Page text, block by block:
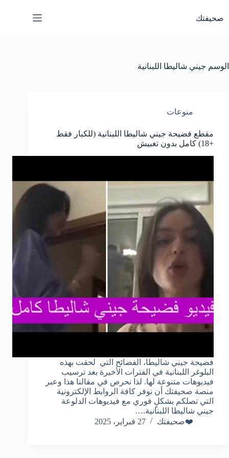
المحتوى
صحيفتك
الوسم جيني شاليطا اللبنانية
منوعات
مقطع فضيحة جيني شاليطا اللبنانية (للكبار فقط
+18) كامل بدون تغبيش
فضيحة جيني شاليطا، الفضائح التي لحقت بهذه
البلوغر اللبنانية في الفترات الأخيرة بعد ترسيب
فيديوهات متنوعة لها. لذا نحرص في مقالنا هذا وعبر
منصة صحيفتك أن نوفر كافة الروابط الإلكترونية
التي تصلكم بشكلٍ فوري مع فيديوهات الدلوعة
جيني شاليطا اللبنانية.…
❤️صحيفتك
27 فبراير، 2025